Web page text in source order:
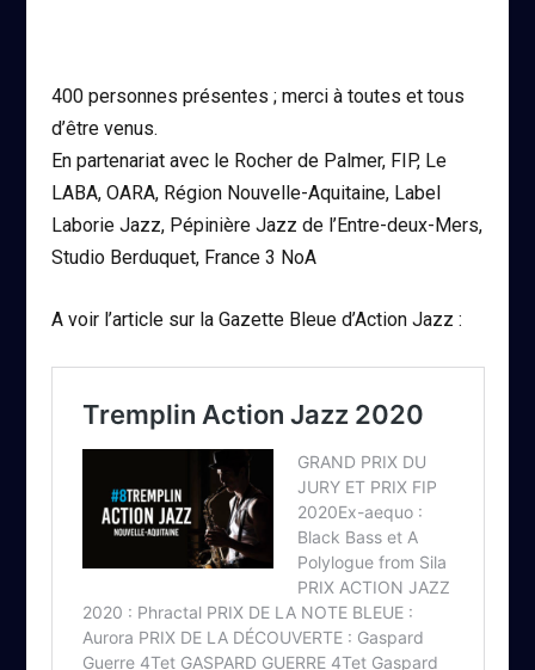
400 personnes présentes ; merci à toutes et tous
d’être venus.
En partenariat avec le Rocher de Palmer, FIP, Le
LABA, OARA, Région Nouvelle-Aquitaine, Label
Laborie Jazz, Pépinière Jazz de l’Entre-deux-Mers,
Studio Berduquet, France 3 NoA
A voir l’article sur la Gazette Bleue d’Action Jazz :